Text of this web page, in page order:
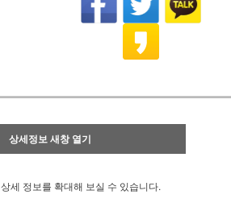
상세정보 새창 열기
상세 정보를 확대해 보실 수 있습니다.